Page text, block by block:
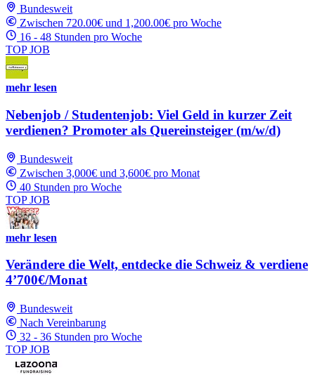
Bundesweit
Zwischen 720.00€ und 1,200.00€ pro Woche
16 - 48 Stunden pro Woche
TOP JOB
mehr lesen
Nebenjob / Studentenjob: Viel Geld in kurzer Zeit
verdienen? Promoter als Quereinsteiger (m/w/d)
Bundesweit
Zwischen 3,000€ und 3,600€ pro Monat
40 Stunden pro Woche
TOP JOB
mehr lesen
Verändere die Welt, entdecke die Schweiz & verdiene
4’700€/Monat
Bundesweit
Nach Vereinbarung
32 - 36 Stunden pro Woche
TOP JOB